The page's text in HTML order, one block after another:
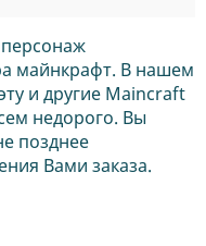
майнкрафт. В нашем
и другие Maincraft
недорого. Вы
позднее
Вами заказа.